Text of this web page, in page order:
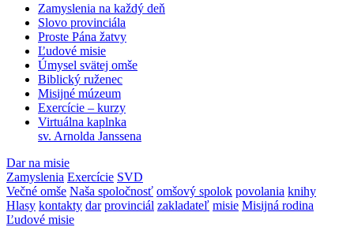
Zamyslenia na každý deň
Slovo provinciála
Proste Pána žatvy
Ľudové misie
Úmysel svätej omše
Biblický ruženec
Misijné múzeum
Exercície – kurzy
Virtuálna kaplnka
sv. Arnolda Janssena
Dar na misie
Zamyslenia Exercície SVD
Večné omše Naša spoločnosť omšový spolok povolania knihy
Hlasy kontakty dar provinciál zakladateľ misie Misijná rodina
Ľudové misie